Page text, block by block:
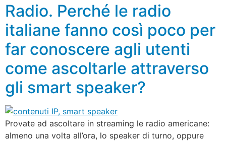
Radio. Perché le radio
italiane fanno così poco per
far conoscere agli utenti
come ascoltarle attraverso
gli smart speaker?
Provate ad ascoltare in streaming le radio americane:
almeno una volta all’ora, lo speaker di turno, oppure